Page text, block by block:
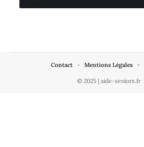
© 2025 | aide-seniors.fr
Contact Mentions Légales